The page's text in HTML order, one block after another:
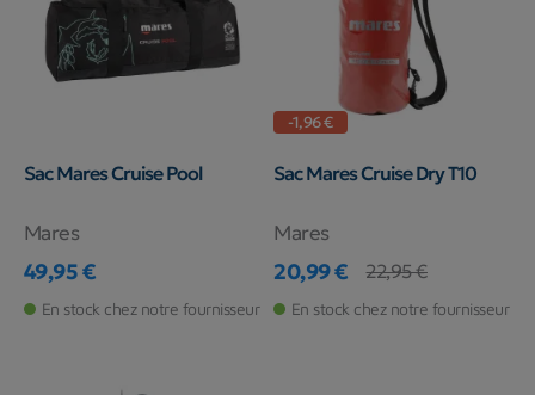
Sac Mares Cruise Pool
Mares
Prix
49,95 €
En stock chez notre fournisseur
-1,96 €
Sac Mares Cruise Dry T10
Mares
Prix
20,99 €
Prix de base
22,95 €
En stock chez notre fournisseur